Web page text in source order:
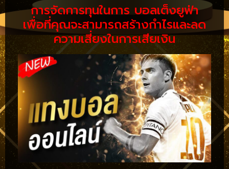
การจัดการทุนในการ บอลเต็งยูฟ่า
เพื่อที่คุณจะสามารถสร้างกำไรและลด
ความเสี่ยงในการเสียเงิน